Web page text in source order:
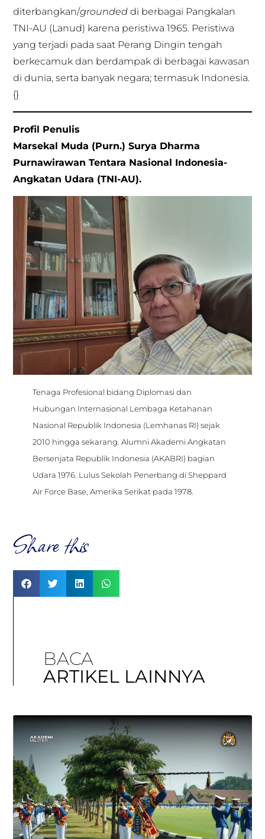
diterbangkan/groundeddi berbagai Pangkalan
TNI-AU (Lanud) karena peristiwa 1965. Peristiwa
yang terjadi pada saat Perang Dingin tengah
berkecamuk dan berdampak di berbagai kawasan
di dunia, serta banyak negara; termasuk Indonesia.
{}
Profil Penulis
Marsekal Muda (Purn.) Surya Dharma
Purnawirawan Tentara Nasional Indonesia-
Angkatan Udara (TNI-AU).
Tenaga Profesional bidang Diplomasi dan
Hubungan Internasional Lembaga Ketahanan
Nasional Republik Indonesia (Lemhanas RI) sejak
2010 hingga sekarang. Alumni Akademi Angkatan
Bersenjata Republik Indonesia (AKABRI) bagian
Udara 1976. Lulus Sekolah Penerbang di Sheppard
Air Force Base, Amerika Serikat pada 1978.
Share this
BACA
ARTIKEL LAINNYA